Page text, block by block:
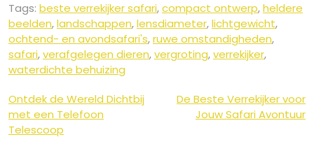
Tags: beste verrekijker safari,compact ontwerp,heldere
beelden,landschappen,lensdiameter,lichtgewicht,
ochtend- en avondsafari's,ruwe omstandigheden,
safari,verafgelegen dieren,vergroting,verrekijker,
waterdichte behuizing
Berichtnavigatie
Ontdek de Wereld Dichtbij
met een Telefoon
Telescoop
De Beste Verrekijker voor
Jouw Safari Avontuur